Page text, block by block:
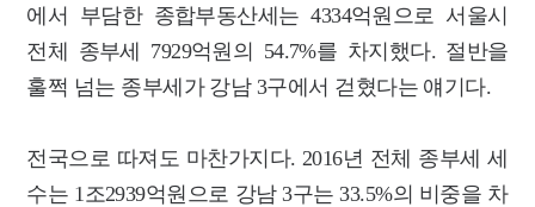
에서 부담한 종합부동산세는 4334억원으로 서울시
전체 종부세 7929억원의 54.7%를 차지했다. 절반을
훌쩍 넘는 종부세가 강남 3구에서 걷혔다는 얘기다.
전국으로 따져도 마찬가지다. 2016년 전체 종부세 세
수는 1조2939억원으로 강남 3구는 33.5%의 비중을 차